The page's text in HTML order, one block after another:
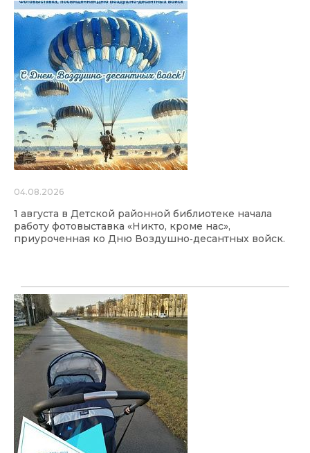
04.08.2026
1 августа в Детской районной библиотеке начала
работу фотовыставка «Никто, кроме нас»,
приуроченная ко Дню Воздушно‑десантных войск.